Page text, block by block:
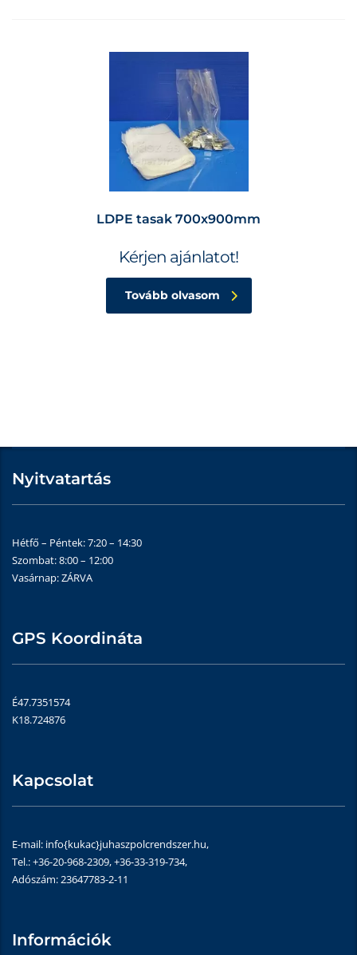
LDPE tasak 700x900mm
Kérjen ajánlatot!
Tovább olvasom
Nyitvatartás
Hétfő – Péntek: 7:20 – 14:30
Szombat: 8:00 – 12:00
Vasárnap: ZÁRVA
GPS Koordináta
É47.7351574
K18.724876
Kapcsolat
E-mail: info{kukac}juhaszpolcrendszer.hu,
Tel.: +36-20-968-2309, +36-33-319-734,
Adószám: 23647783-2-11
Információk